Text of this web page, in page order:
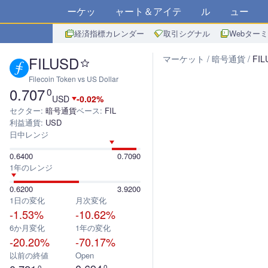
マーケット チャート＆アイデア アルゴ ニュース
経済指標カレンダー 取引シグナル Webター
FILUSD
Filecoin Token vs US Dollar
0.7070
USD -0.02%
セクター: 暗号通貨ベース: FIL
利益通貨: USD
日中レンジ
0.6400
0.7090
1年のレンジ
0.6200
3.9200
1日の変化
-1.53%
月次変化
-10.62%
6か月変化
-20.20%
1年の変化
-70.17%
以前の終値 Open
マーケット 暗号通貨